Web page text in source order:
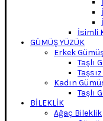
İsimli
GÜMÜŞ YÜZÜK
Erkek
Taşlı
Kadın
Taşlı
BİLEKLİK
Ağaç Bileklik